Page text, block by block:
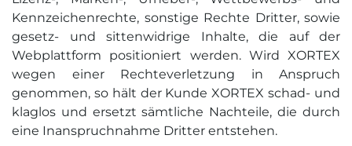
Kennzeichenrechte, sonstige Rechte Dritter, sowie
gesetz- und sittenwidrige Inhalte, die auf der
Webplattform positioniert werden. Wird XORTEX
wegen einer Rechteverletzung in Anspruch
genommen, so hält der Kunde XORTEX schad- und
klaglos und ersetzt sämtliche Nachteile, die durch
eine Inanspruchnahme Dritter entstehen.